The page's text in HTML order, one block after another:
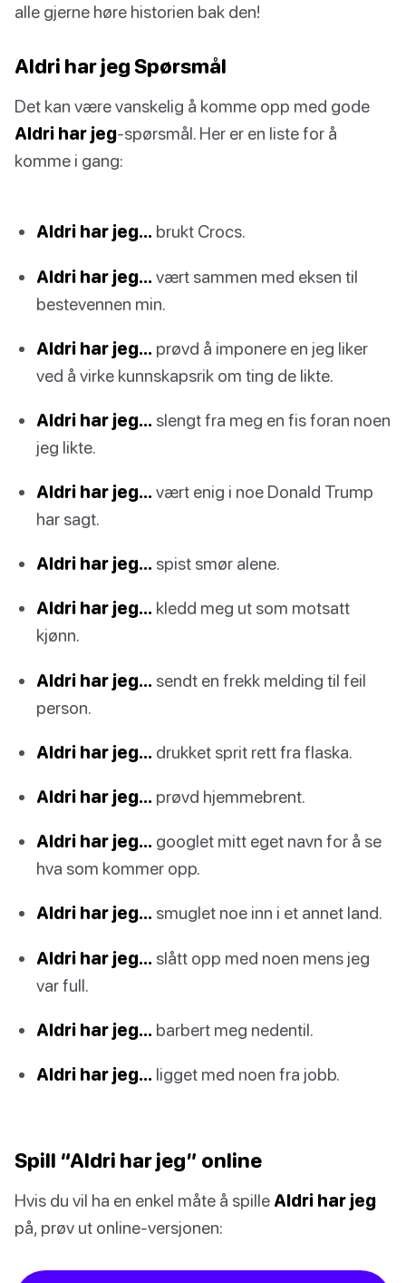
alle gjerne høre historien bak den!
Aldri har jeg Spørsmål
Det kan være vanskelig å komme opp med gode
Aldri har jeg-spørsmål. Her er en liste for å
komme i gang:
Aldri har jeg… brukt Crocs.
Aldri har jeg… vært sammen med eksen til
bestevennen min.
Aldri har jeg… prøvd å imponere en jeg liker
ved å virke kunnskapsrik om ting de likte.
Aldri har jeg… slengt fra meg en fis foran noen
jeg likte.
Aldri har jeg… vært enig i noe Donald Trump
har sagt.
Aldri har jeg… spist smør alene.
Aldri har jeg… kledd meg ut som motsatt
kjønn.
Aldri har jeg… sendt en frekk melding til feil
person.
Aldri har jeg… drukket sprit rett fra flaska.
Aldri har jeg… prøvd hjemmebrent.
Aldri har jeg… googlet mitt eget navn for å se
hva som kommer opp.
Aldri har jeg… smuglet noe inn i et annet land.
Aldri har jeg… slått opp med noen mens jeg
var full.
Aldri har jeg… barbert meg nedentil.
Aldri har jeg… ligget med noen fra jobb.
Spill “Aldri har jeg” online
Hvis du vil ha en enkel måte å spille Aldri har jeg
på, prøv ut online-versjonen: